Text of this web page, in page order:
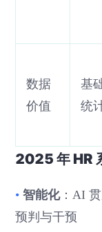
数据
价值
基
统
2025 年 HR
•智能化：AI
预判与干预